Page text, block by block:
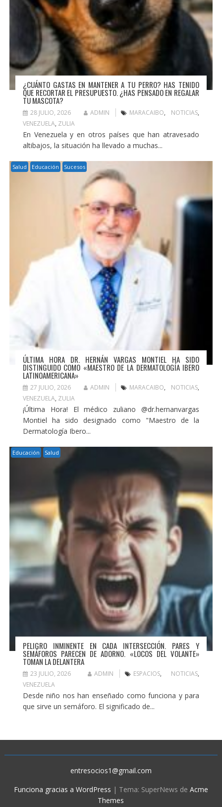
¿CUÁNTO GASTAS EN MANTENER A TU PERRO? HAS TENIDO
QUE RECORTAR EL PRESUPUESTO. ¿HAS PENSADO EN REGALAR
TU MASCOTA?
28 JULIO, 2026 ADMIN MARACAIBO, NOTICIAS,
VENEZUELA, ZULIA
En Venezuela y en otros países que han atravesado
altibajos, la situación ha llevado a muchas...
Salud Educación Sucesos
ÚLTIMA HORA DR. HERNÁN VARGAS MONTIEL HA SIDO
DISTINGUIDO COMO «MAESTRO DE LA DERMATOLOGÍA IBERO
LATINOAMERICANA»
27 JULIO, 2026 ADMIN MARACAIBO, NOTICIAS,
VENEZUELA, ZULIA
¡Última Hora! El médico zuliano @dr.hernanvargas
Montiel ha sido designado como "Maestro de la
Dermatología Ibero...
Educación Salud
PELIGRO INMINENTE EN CADA INTERSECCIÓN. PARES Y
SEMÁFOROS PARECEN DE ADORNO. «LOCOS DEL VOLANTE»
TOMAN LA DELANTERA
23 JULIO, 2026 ADMIN ESPACIOS, NOTICIAS,
VENEZUELA
Desde niño nos han enseñado como funciona y para
que sirve un semáforo. El significado de...
entresocios1@gmail.com
Funciona gracias a WordPress | Tema: SuperNews de Acme
Themes